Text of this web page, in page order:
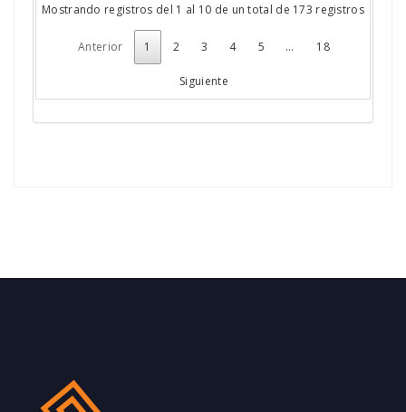
Mostrando registros del 1 al 10 de un total de 173 registros
Anterior 1 2 3 4 5 … 18
Siguiente